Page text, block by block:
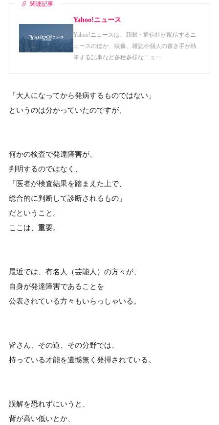
関連記事
Yahoo!ニュース
Yahoo!ニュースは、新聞・通信社が配信するニ
ュースのほか、映像、雑誌や個人の書き手が執
筆する記事など多種多様なニュー
「大人になってから発病するものではない」
というのは分かっていたのですが、
何かの検査で発達障害が、
判明するのではなく、
「医者が検査結果を踏まえた上で、
総合的に判断して診断されるもの」
だということ。
ここは、重要。
最近では、有名人（芸能人）の方々が、
自身が発達障害であることを
公表されている方々もいらっしゃいる。
皆さん、その道、その分野では、
持っている才能を遺憾無く発揮されている。
誤解を恐れずにいうと、
背が高い低いとか、